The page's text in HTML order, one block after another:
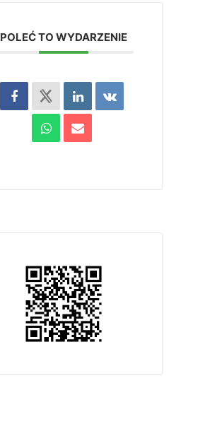
POLEĆ TO WYDARZENIE